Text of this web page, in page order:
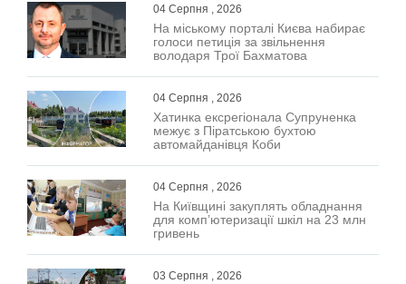
04 Серпня , 2026
На міському порталі Києва набирає
голоси петиція за звільнення
володаря Трої Бахматова
04 Серпня , 2026
Хатинка ексрегіонала Супруненка
межує з Піратською бухтою
автомайданівця Коби
04 Серпня , 2026
На Київщині закуплять обладнання
для комп’ютеризації шкіл на 23 млн
гривень
03 Серпня , 2026